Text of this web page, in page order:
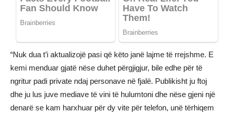
“Nuk dua t’i aktualizojë pasi që këto janë lajme të rrejshme. E
kemi menduar gjatë nëse duhet përgjigjur, bile edhe për të
ngritur padi private ndaj personave në fjalë. Publikisht ju ftoj
dhe ju lus juve mediave të vini të hulumtoni dhe nëse gjeni një
denarë se kam harxhuar për dy vite për telefon, unë tërhiqem